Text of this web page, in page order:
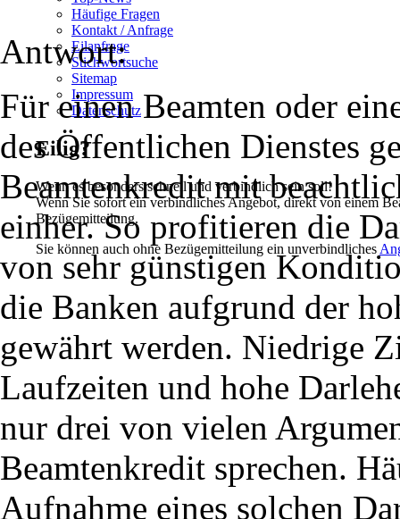
Häufige Fragen
Kontakt / Anfrage
Eilanfrage
Stichwortsuche
Sitemap
Impressum
Datenschutz
Eilig?
Wenn es besonders schnell und verbindlich sein soll!
Wenn Sie sofort ein verbindliches Angebot, direkt von einem
Bezügemitteilung.
Sie können auch ohne Bezügemitteilung ein unverbindliches
Antwort:
Für einen Beamten oder
des Öffentlichen Dienstes
Beamtenkredit mit
einher. So profitieren die
von sehr günstigen
die Banken aufgrund der
gewährt werden. Niedrige
Laufzeiten und hohe
nur drei von vielen
Beamtenkredit sprechen.
Aufnahme eines solchen